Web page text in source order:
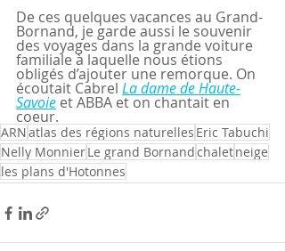
De ces quelques vacances au Grand-
Bornand, je garde aussi le souvenir
des voyages dans la grande voiture
familiale à laquelle nous étions
obligés d’ajouter une remorque. On
écoutait Cabrel La dame de Haute-
Savoie et ABBA et on chantait en
coeur.
ARNatlas des régions naturelles Eric Tabuchi
Nelly MonnierLe grand Bornandchaletneige
les plans d'Hotonnes